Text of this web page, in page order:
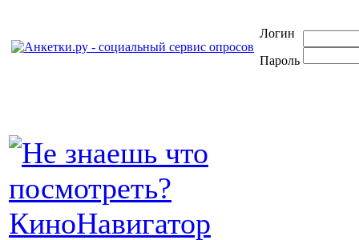
Логин
Пароль